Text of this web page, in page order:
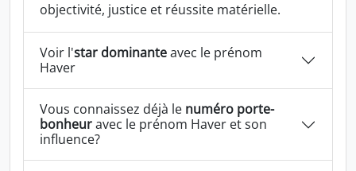
objectivité, justice et réussite matérielle.
Voir l'star dominanteavec le prénom
Haver
Vous connaissez déjà le numéro porte-
bonheuravec le prénom Haver et son
influence?